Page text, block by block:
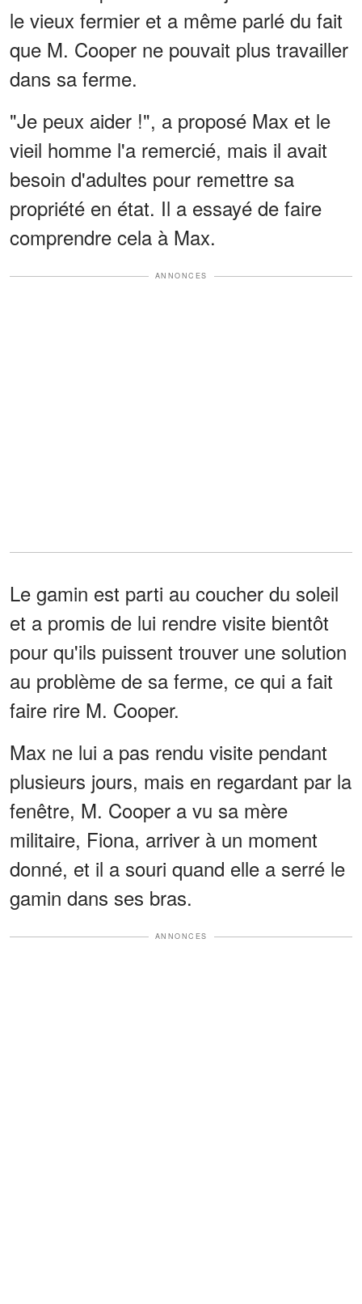
le vieux fermier et a même parlé du fait
que M. Cooper ne pouvait plus travailler
dans sa ferme.
"Je peux aider !", a proposé Max et le
vieil homme l'a remercié, mais il avait
besoin d'adultes pour remettre sa
propriété en état. Il a essayé de faire
comprendre cela à Max.
ANNONCES
Le gamin est parti au coucher du soleil
et a promis de lui rendre visite bientôt
pour qu'ils puissent trouver une solution
au problème de sa ferme, ce qui a fait
faire rire M. Cooper.
Max ne lui a pas rendu visite pendant
plusieurs jours, mais en regardant par la
fenêtre, M. Cooper a vu sa mère
militaire, Fiona, arriver à un moment
donné, et il a souri quand elle a serré le
gamin dans ses bras.
ANNONCES